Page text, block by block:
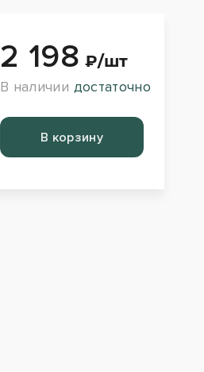
2 198 ₽/шт
В наличии достаточно
Перейти в корзину